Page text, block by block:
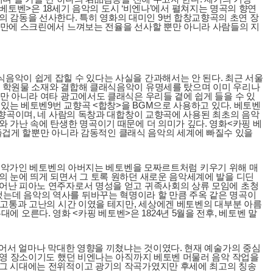
벤>은 18세기 음악의 도시 ‘비엔나’에서 펼쳐지는 명곡의 향연
감동을 선사한다. 특히 영화의 대미인 9번 합창교향곡의 초연 장
에 스크린에서 느껴보는 전율을 선사할 뿐만 아니라 사람들의 지
악이 쉽게 잡힐 수 있다는 사실을 간과해서는 안 된다. 최근 서울
원물 소재와 결합해 클래식음악이 유명세를 탔으며 이미 우리나
아니라 여타 광고에서도 클래식은 우리들 곁에 쉽게 들을 수 있
는 베토벤9번 교향곡 <합창>을 BGM으로 사용하고 있다. 베토벤
곡이며, 네 사람의 독창과 대합창이 교향곡에 사용된 최초의 음악
가난 속에 탄생한 명곡이기 때문에 더 의미가 깊다. 영화<카핑 베
게 할뿐만 아니라 감동적인 클래식 음악의 세계에 빠질수 있을
가인 베토벤의 아버지는 베토벤을 모짜르트처럼 키우기 위해 매
눈에 띄게 되면서 그 토록 원하던 새로운 음악세계에 발을 디딘
피아노 연주자로서 명성을 얻고 귀족사회의 상류 모임에 초청
데 음악의 역사를 뒤바꾸는 혁명이라 할 만큼 주옥 같은 명곡이
통과 고난의 시간 이였을 테지만, 세상에겐 베토벤의 대부분 아름
에 오른다. 영화 <카핑 베토벤>은 1824년 5월을 전후, 베토벤 말
얼마나 막대한 영향을 끼쳤냐는 것이였다. 현재 예술가의 중심
장소이기도 했던 비엔나는 아직까지 베토벤 머물러 음악 작업을
시대에는 전위적이고 광기의 작곡가였지만 후세에 최고의 칭송